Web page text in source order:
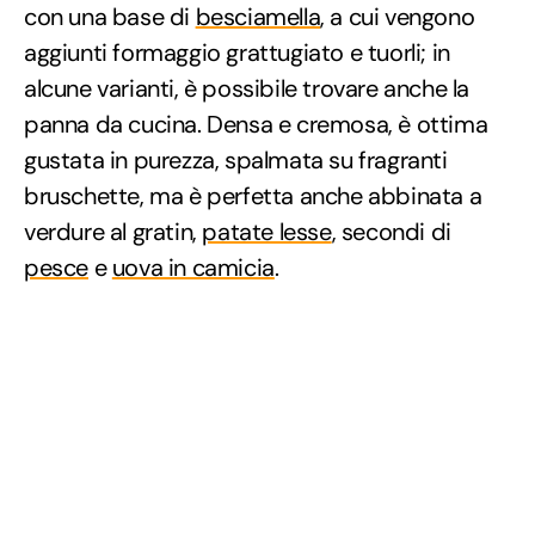
con una base di besciamella, a cui vengono
aggiunti formaggio grattugiato e tuorli; in
alcune varianti, è possibile trovare anche la
panna da cucina. Densa e cremosa, è ottima
gustata in purezza, spalmata su fragranti
bruschette, ma è perfetta anche abbinata a
verdure al gratin, patate lesse, secondi di
pesce euova in camicia.